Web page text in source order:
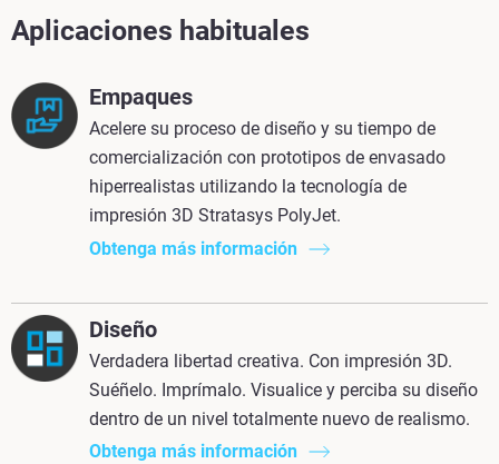
Aplicaciones habituales
Empaques
Acelere su proceso de diseño y su tiempo de
comercialización con prototipos de envasado
hiperrealistas utilizando la tecnología de
impresión 3D Stratasys PolyJet.
Obtenga más información
Diseño
Verdadera libertad creativa. Con impresión 3D.
Suéñelo. Imprímalo. Visualice y perciba su diseño
dentro de un nivel totalmente nuevo de realismo.
Obtenga más información